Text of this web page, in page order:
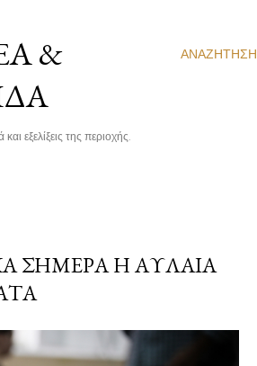
ΑΝΑΖΉΤΗΣΗ
&
εξελίξεις της περιοχής.
ΣΉΜΕΡΑ Η ΑΥΛΑΊΑ